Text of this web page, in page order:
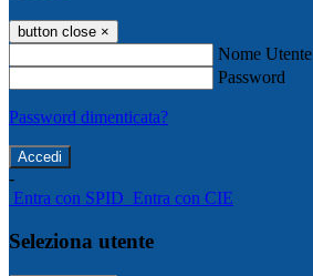
button close ×
Nome Utente
Password
Password dimenticata?
-
Entra con SPID Entra con CIE
Seleziona utente